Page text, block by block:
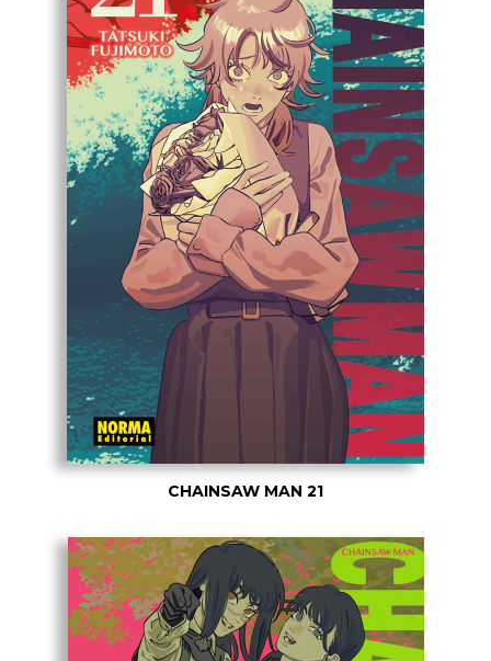
CHAINSAW MAN 21